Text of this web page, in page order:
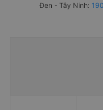
Đen - Tây Ninh: